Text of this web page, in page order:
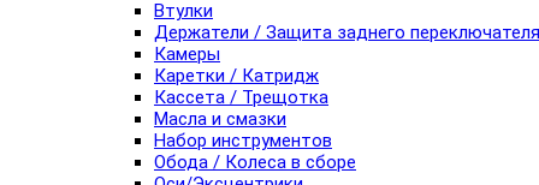
Втулки
Держатели / Защита заднего переключателя
Камеры
Каретки / Катридж
Кассета / Трещотка
Масла и смазки
Набор инструментов
Обода / Колеса в сборе